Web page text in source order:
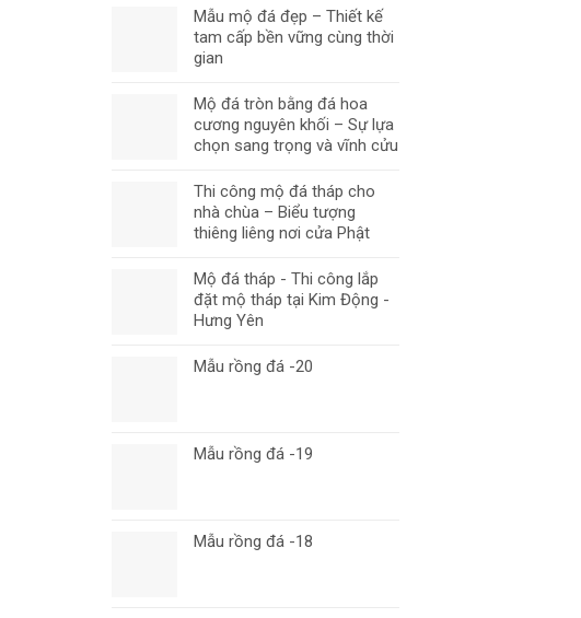
Mẫu mộ đá đẹp – Thiết kế
tam cấp bền vững cùng thời
gian
Mộ đá tròn bằng đá hoa
cương nguyên khối – Sự lựa
chọn sang trọng và vĩnh cửu
Thi công mộ đá tháp cho
nhà chùa – Biểu tượng
thiêng liêng nơi cửa Phật
Mộ đá tháp - Thi công lắp
đặt mộ tháp tại Kim Động -
Hưng Yên
Mẫu rồng đá -20
Mẫu rồng đá -19
Mẫu rồng đá -18